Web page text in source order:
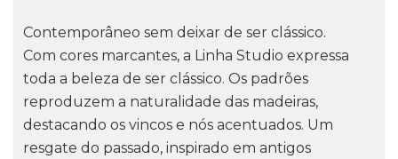
Contemporâneo sem deixar de ser clássico.
Com cores marcantes, a Linha Studio expressa
toda a beleza de ser clássico. Os padrões
reproduzem a naturalidade das madeiras,
destacando os vincos e nós acentuados. Um
resgate do passado, inspirado em antigos